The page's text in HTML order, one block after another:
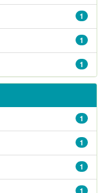
1
1
1
1
1
1
1